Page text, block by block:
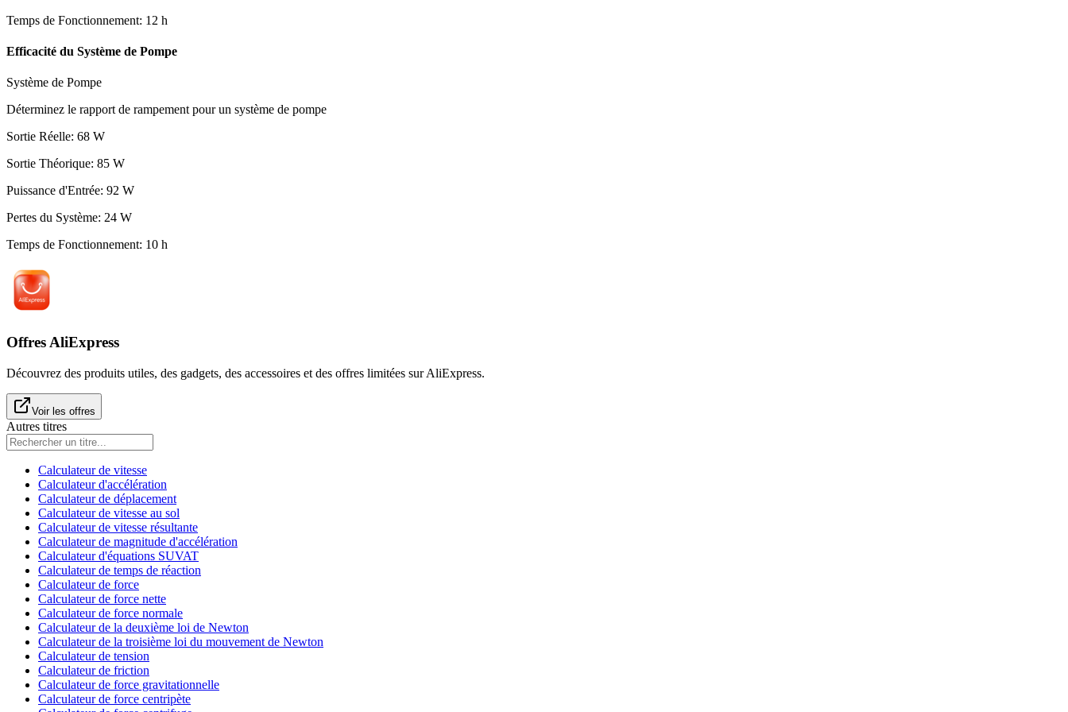
Temps de Fonctionnement: 12 h
Efficacité du Système de Pompe
Système de Pompe
Déterminez le rapport de rampement pour un système de pompe
Sortie Réelle: 68 W
Sortie Théorique: 85 W
Puissance d'Entrée: 92 W
Pertes du Système: 24 W
Temps de Fonctionnement: 10 h
Offres AliExpress
Découvrez des produits utiles, des gadgets, des accessoires et des offres limitées sur AliExpress.
Voir les offres
Autres titres
Calculateur de vitesse
Calculateur d'accélération
Calculateur de déplacement
Calculateur de vitesse au sol
Calculateur de vitesse résultante
Calculateur de magnitude d'accélération
Calculateur d'équations SUVAT
Calculateur de temps de réaction
Calculateur de force
Calculateur de force nette
Calculateur de force normale
Calculateur de la deuxième loi de Newton
Calculateur de la troisième loi du mouvement de Newton
Calculateur de tension
Calculateur de friction
Calculateur de force gravitationnelle
Calculateur de force centripète